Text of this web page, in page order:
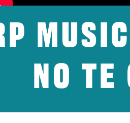
No te